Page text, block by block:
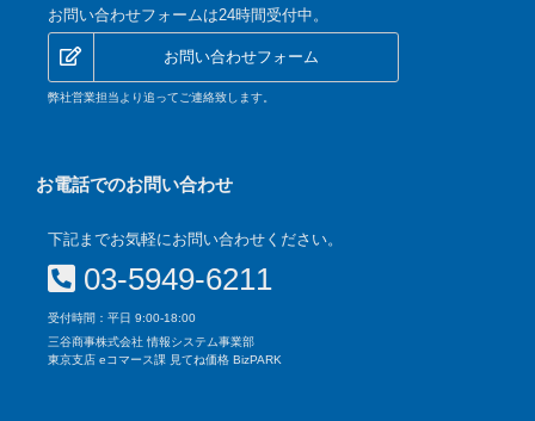
お問い合わせフォームは24時間受付中。
お問い合わせフォーム
弊社営業担当より追ってご連絡致します。
お電話でのお問い合わせ
下記までお気軽にお問い合わせください。
03-5949-6211
受付時間：平日 9:00-18:00
三谷商事株式会社 情報システム事業部
東京支店 eコマース課 見てね価格 BizPARK